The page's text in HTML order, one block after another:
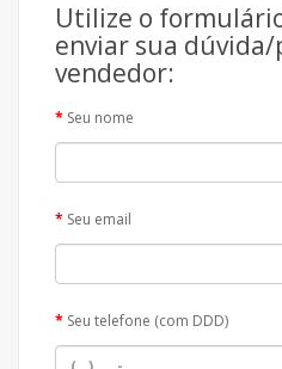
Utilize o
enviar sua
vendedor:
Seu nome
Seu email
Seu telefone (com DDD)